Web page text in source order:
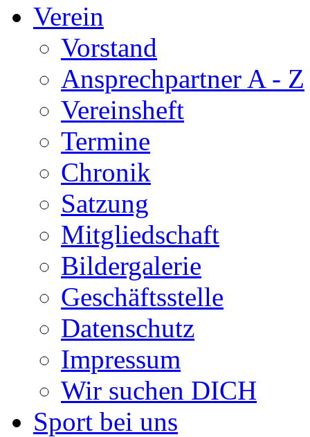
Verein
Vorstand
Ansprechpartner A - Z
Vereinsheft
Termine
Chronik
Satzung
Mitgliedschaft
Bildergalerie
Geschäftsstelle
Datenschutz
Impressum
Wir suchen DICH
Sport bei uns